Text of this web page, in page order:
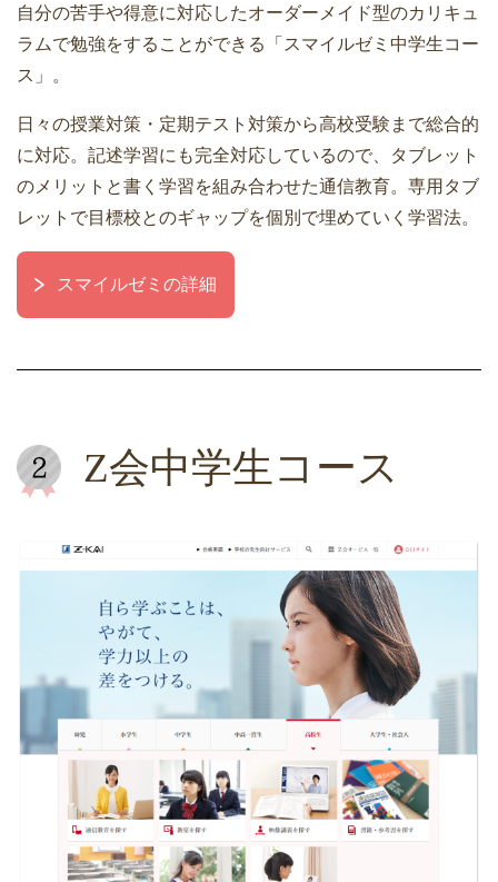
自分の苦手や得意に対応したオーダーメイド型のカリキュ
ラムで勉強をすることができる「スマイルゼミ中学生コー
ス」。
日々の授業対策・定期テスト対策から高校受験まで総合的
に対応。記述学習にも完全対応しているので、タブレット
のメリットと書く学習を組み合わせた通信教育。専用タブ
レットで目標校とのギャップを個別で埋めていく学習法。
スマイルゼミの詳細
Z会中学生コース